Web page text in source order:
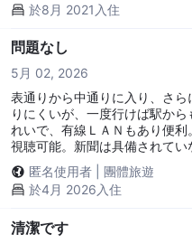
於8月 2021入住
問題なし
5月 02, 2026
表通りから中通りに入り、さ
りにくいが、一度行けば駅か
れいで、有線ＬＡＮもあり便
視聴可能。新聞は具備されてい
匿名使用者
團體旅遊
於4月 2026入住
清潔です